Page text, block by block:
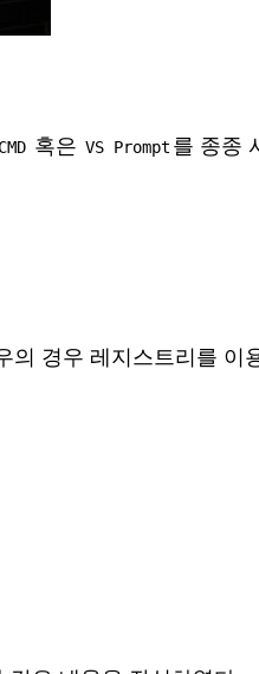
CMD 혹은 VS Prompt 를 종종
의 경우 레지스트리를 이